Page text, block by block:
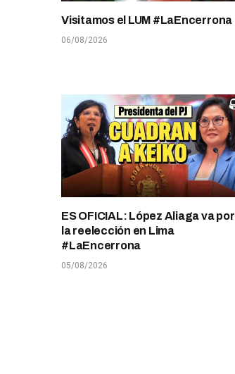
Visitamos el LUM #LaEncerrona
06/08/2026
ES OFICIAL: López Aliaga va por
la reelección en Lima
#LaEncerrona
05/08/2026